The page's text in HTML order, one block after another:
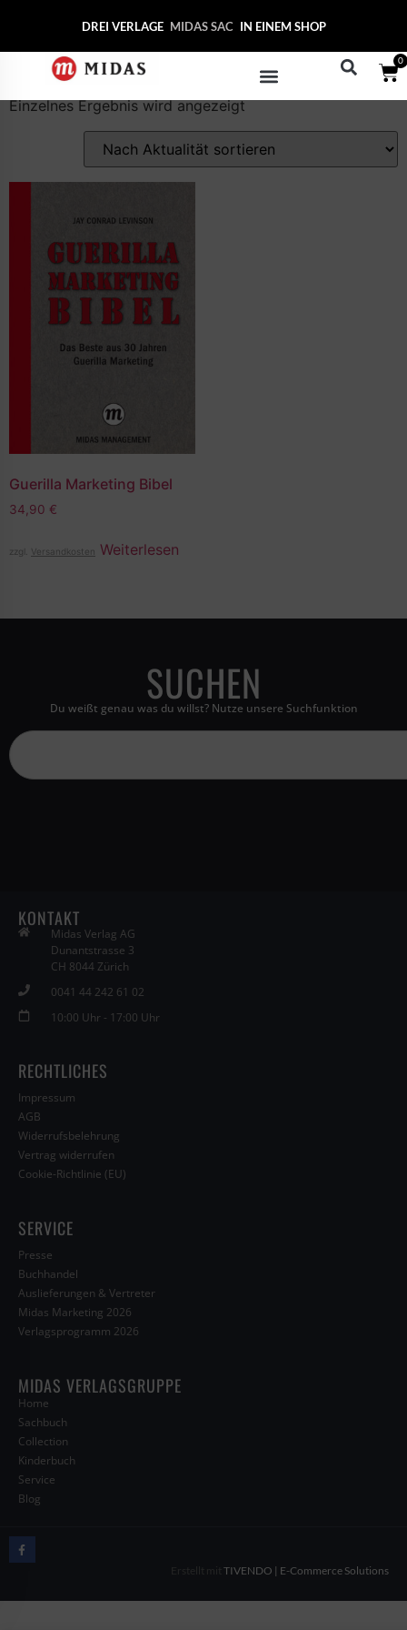
DREI VERLAGE MIDAS SA IN EINEM SHOP
0
Freiberufler
Einzelnes Ergebnis wird angezeigt
Guerilla Marketing Bibel
34,90 €
zzgl. Versandkosten Weiterlesen
SUCHEN
Du weißt genau was du willst? Nutze unsere Suchfunktion
KONTAKT
Midas Verlag AG
Dunantstrasse 3
CH 8044 Zürich
0041 44 242 61 02
10:00 Uhr - 17:00 Uhr
RECHTLICHES
Impressum
AGB
Widerrufsbelehrung
Vertrag widerrufen
Cookie-Richtlinie (EU)
SERVICE
Presse
Buchhandel
Auslieferungen & Vertreter
Midas Marketing 2026
Verlagsprogramm 2026
MIDAS VERLAGSGRUPPE
Home
Sachbuch
Collection
Kinderbuch
Service
Blog
TIVENDO | E-Commerce Solutions